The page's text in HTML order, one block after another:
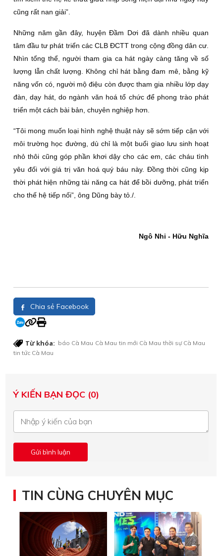
cũng rất nan giải”.
Những năm gần đây, huyện Ðầm Dơi đã dành nhiều quan
tâm đầu tư phát triển các CLB ÐCTT trong cộng đồng dân cư.
Nhìn tổng thể, người tham gia ca hát ngày càng tăng về số
lượng lẫn chất lượng. Không chỉ hát bằng đam mê, bằng kỹ
năng vốn có, người mộ điệu còn được tham gia nhiều lớp dạy
đàn, dạy hát, do ngành văn hoá tổ chức để phong trào phát
triển một cách bài bản, chuyên nghiệp hơn.
“Tôi mong muốn loại hình nghệ thuật này sẽ sớm tiếp cận với
môi trường học đường, dù chỉ là một buổi giao lưu sinh hoạt
nhỏ thôi cũng góp phần khơi dậy cho các em, các cháu tình
yêu đối với giá trị văn hoá quý báu này. Ðồng thời cũng kịp
thời phát hiện những tài năng ca hát để bồi dưỡng, phát triển
cho thế hệ tiếp nối”, ông Dũng bày tỏ./.
Ngô Nhi - Hữu Nghĩa
Chia sẻ Facebook
Từ khóa: báo Cà Mau Cà Mau tin mới Cà Mau thời sự Cà Mau
tin tức Cà Mau
Ý KIẾN BẠN ĐỌC (0)
TIN CÙNG CHUYÊN MỤC